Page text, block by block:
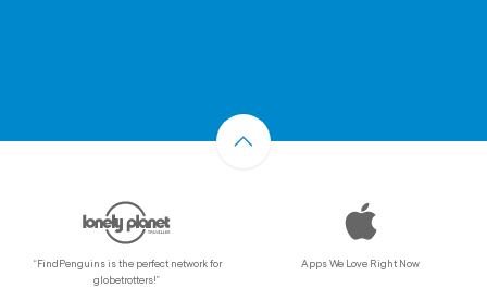
“FindPenguins is the perfect network for
globetrotters!”
Apps We Love Right Now